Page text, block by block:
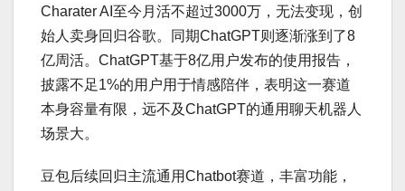
Charater AI至今月活不超过3000万，无法变现，创
始人卖身回归谷歌。同期ChatGPT则逐渐涨到了8
亿周活。ChatGPT基于8亿用户发布的使用报告，
披露不足1%的用户用于情感陪伴，表明这一赛道
本身容量有限，远不及ChatGPT的通用聊天机器人
场景大。
豆包后续回归主流通用Chatbot赛道，丰富功能，